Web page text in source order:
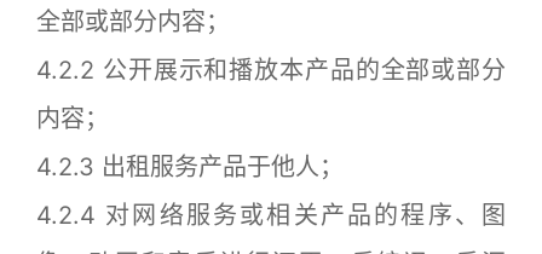
全部或部分内容；
4.2.2 公开展示和播放本产品的全部或部分
内容；
4.2.3 出租服务产品于他人；
4.2.4 对网络服务或相关产品的程序、图